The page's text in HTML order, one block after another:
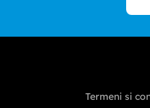
Termeni si